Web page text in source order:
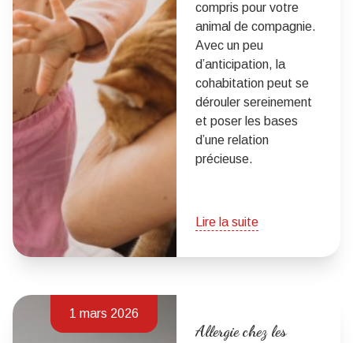
compris pour votre
animal de compagnie.
Avec un peu
d’anticipation, la
cohabitation peut se
dérouler sereinement
et poser les bases
d’une relation
précieuse.
Lire la suite
1 mars 2026
Allergie chez les